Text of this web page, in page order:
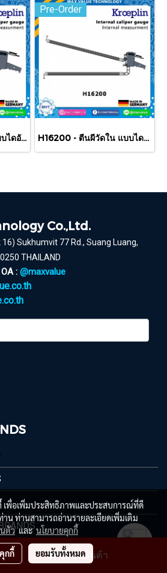
สั่งซื้อสินค้า
H12150 - ตีนผีวัดใน แบบไดอัล/แบบสเกล 150-250 mm
Pre-Order
H16200 - ตีนผีวัดใน แบบไดอัล/แบบสเกล 200-400 mm
Co.,Ltd.
Sukhumvit 77 Rd., Suang Luang,
THAILAND
: @maxvalue
เพื่อเพิ่มประสิทธิภาพและประสบการณ์ที่ดี
าน ท่านสามารถอ่านรายละเอียดเพิ่มเติม
ตัวและนโยบายคุกกี้
กกี้ ยอมรับทั้งหมด